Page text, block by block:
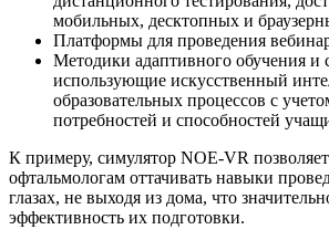
мобильных, десктопных и
Платформы для проведения
Методики адаптивного обучения и
использующие искусственный
образовательных процессов с
потребностей и способностей
К примеру, симулятор NOE-VR
офтальмологам оттачивать навыки
глазах, не выходя из дома, что
эффективность их подготовки.